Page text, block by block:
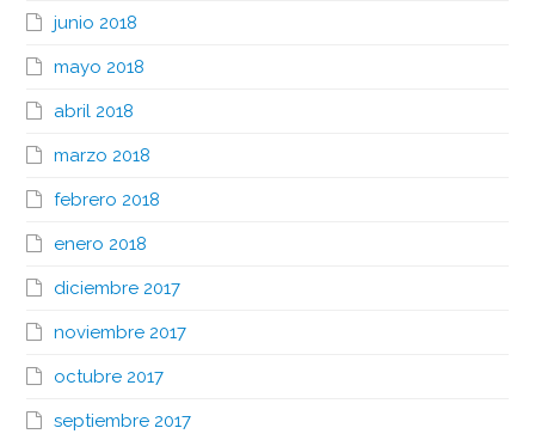
junio 2018
mayo 2018
abril 2018
marzo 2018
febrero 2018
enero 2018
diciembre 2017
noviembre 2017
octubre 2017
septiembre 2017